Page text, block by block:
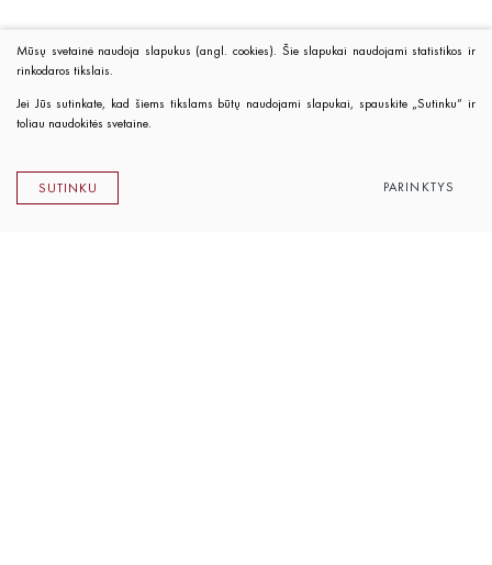
Mūsų svetainė naudoja slapukus (angl. cookies). Šie slapukai naudojami statistikos ir
rinkodaros tikslais.
Jei Jūs sutinkate, kad šiems tikslams būtų naudojami slapukai, spauskite „Sutinku“ ir
toliau naudokitės svetaine.
SUTINKU PARINKTYS